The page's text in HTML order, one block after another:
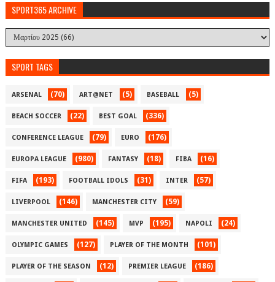
SPORT365 ARCHIVE
SPORT TAGS
ARSENAL (70) ART@NET (5) BASEBALL (5)
BEACH SOCCER (22) BEST GOAL (336)
CONFERENCE LEAGUE (79) EURO (176)
EUROPA LEAGUE (980) FANTASY (18) FIBA (16)
FIFA (193) FOOTBALL IDOLS (31) INTER (57)
LIVERPOOL (146) MANCHESTER CITY (59)
MANCHESTER UNITED (145) MVP (195) NAPOLI (24)
OLYMPIC GAMES (127) PLAYER OF THE MONTH (101)
PLAYER OF THE SEASON (12) PREMIER LEAGUE (186)